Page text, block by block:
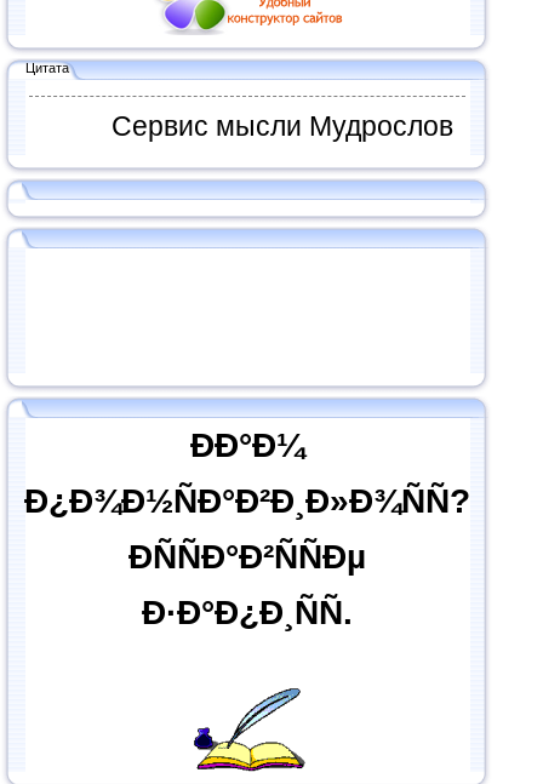
Цитата
Сервис мысли Мудрослов
ÐÐ°Ð¼
Ð¿Ð¾Ð½ÑÐ°Ð²Ð¸Ð»Ð¾ÑÑ?
ÐÑÑÐ°Ð²ÑÑÐµ
Ð·Ð°Ð¿Ð¸ÑÑ.